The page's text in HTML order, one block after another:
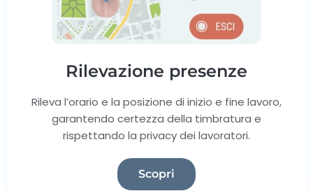
Rilevazione presenze
Rileva l’orario e la posizione di inizio e fine lavoro,
garantendo certezza della timbratura e
rispettando la privacy dei lavoratori.
Scopri